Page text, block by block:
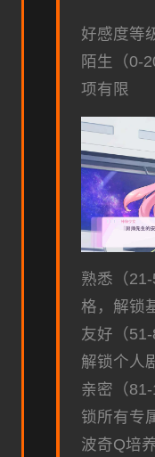
好感度等
陌生（0-
项有限
熟悉（
格，解锁
友好（51-
解锁个人
亲密（
锁所有专
波奇Q培